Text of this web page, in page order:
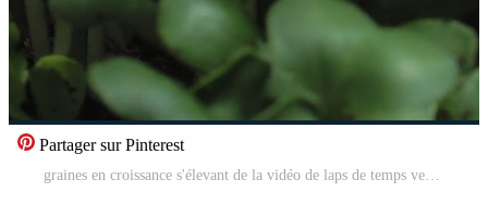
Partager sur Pinterest